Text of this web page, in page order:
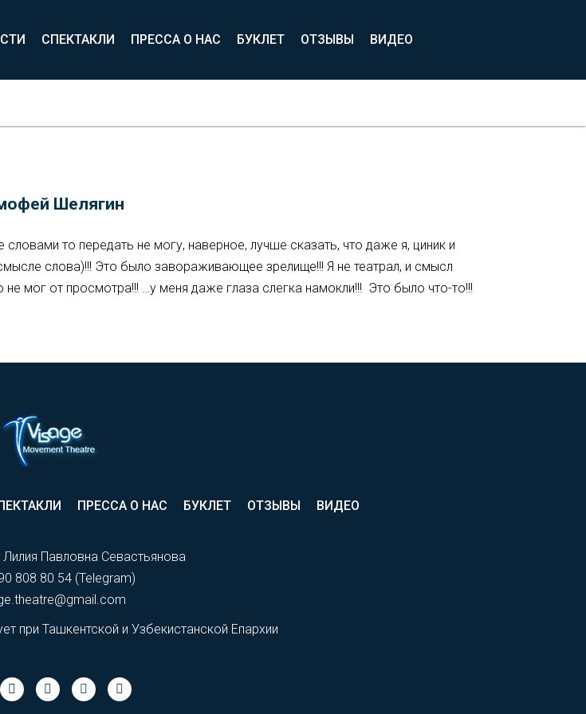
СПЕКТАКЛИ ПРЕССА О НАС БУКЛЕТ ОТЗЫВЫ ВИДЕО
Шелягин
то передать не могу, наверное, лучше сказать, что даже я, циник и
слова)!!! Это было завораживающее зрелище!!! Я не театрал, и смысл
мог от просмотра!!! …у меня даже глаза слегка намокли!!! Это было что-то!!!
ПРЕССА О НАС БУКЛЕТ ОТЗЫВЫ ВИДЕО
Лилия Павловна Севастьянова
808 80 54 (Telegram)
при Ташкентской и Узбекистанской Епархии